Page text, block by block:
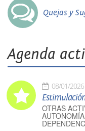
Quejas y
Agenda
08/01/2026
OTRAS